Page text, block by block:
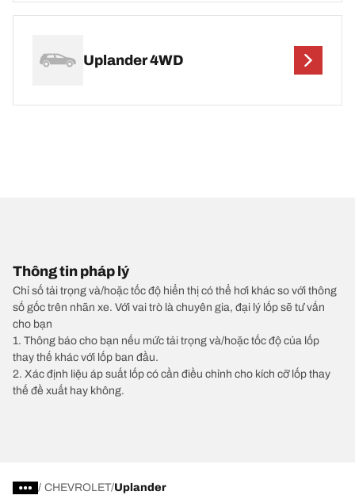
Uplander 4WD
Thông tin pháp lý
Chỉ số tải trọng và/hoặc tốc độ hiển thị có thể hơi khác so với thông
số gốc trên nhãn xe. Với vai trò là chuyên gia, đại lý lốp sẽ tư vấn
cho bạn
1. Thông báo cho bạn nếu mức tải trọng và/hoặc tốc độ của lốp
thay thế khác với lốp ban đầu.
2. Xác định liệu áp suất lốp có cần điều chỉnh cho kích cỡ lốp thay
thế đề xuất hay không.
/ CHEVROLET Uplander